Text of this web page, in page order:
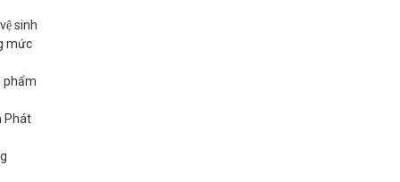
sinh
mức
phẩm
Phát